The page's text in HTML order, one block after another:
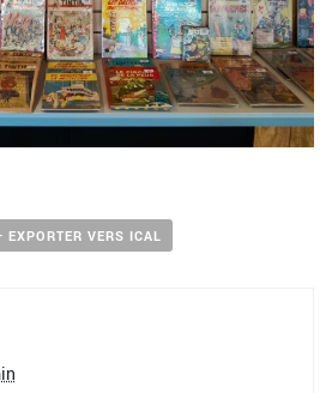
EXPORTER VERS ICAL